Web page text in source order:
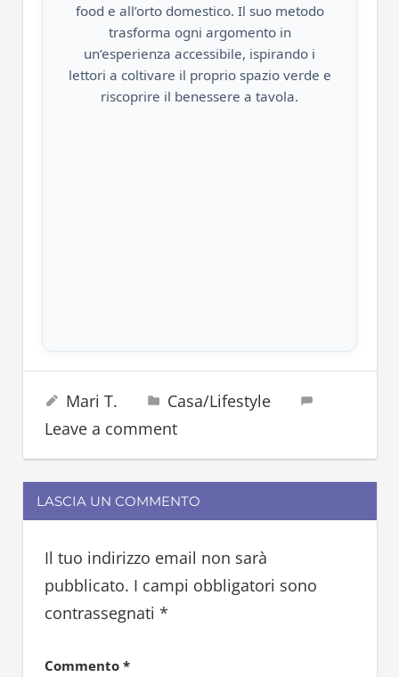
food e all’orto domestico. Il suo metodo
trasforma ogni argomento in
un’esperienza accessibile, ispirando i
lettori a coltivare il proprio spazio verde e
riscoprire il benessere a tavola.
inverno
natale
pandoro
24 Dicembre 2023
Mari T.
Casa/Lifestyle
Leave a comment
LASCIA UN COMMENTO
Il tuo indirizzo email non sarà
pubblicato. I campi obbligatori sono
contrassegnati *
Commento *